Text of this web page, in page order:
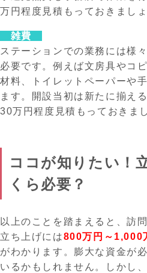
万円程度見積もっておきましょ
雑費
ステーションでの業務には様
必要です。例えば文房具やコ
材料、トイレットペーパーや
ます。開設当初は新たに揃え
30万円程度見積もっておきま
ココが知りたい！
くら必要？
以上のことを踏まえると、訪
立ち上げには800万円～1,000
がわかります。膨大な資金が
いるかもしれません。しかし